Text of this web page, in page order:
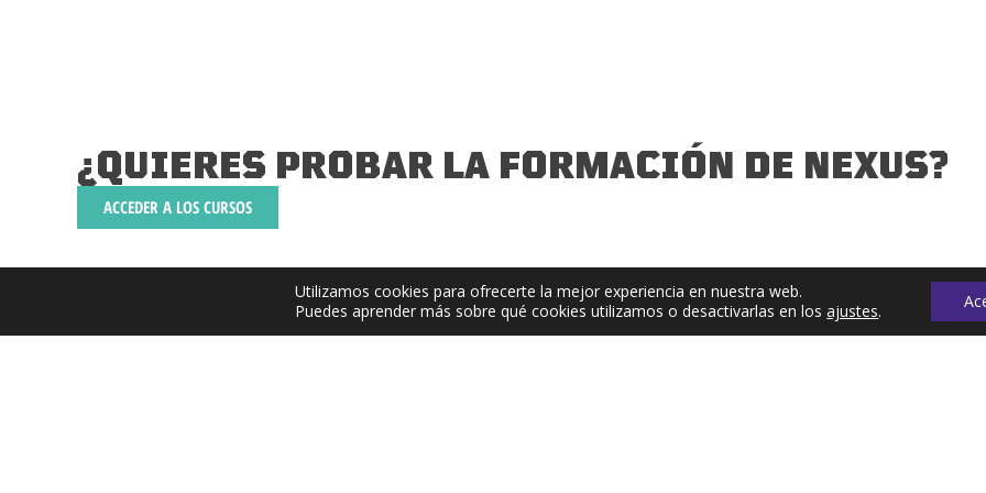
¿QUIERES PROBAR LA FORMACIÓN DE NEXUS?
ACCEDER A LOS CURSOS
Utilizamos cookies para ofrecerte la mejor experiencia en nuestra web.
Puedes aprender más sobre qué cookies utilizamos o desactivarlas en losajustes.